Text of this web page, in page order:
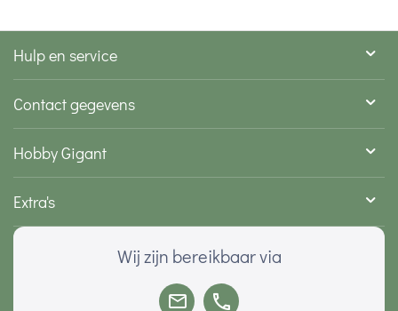
Hulp en service
Contact gegevens
Hobby Gigant
Extra's
Wij zijn bereikbaar via